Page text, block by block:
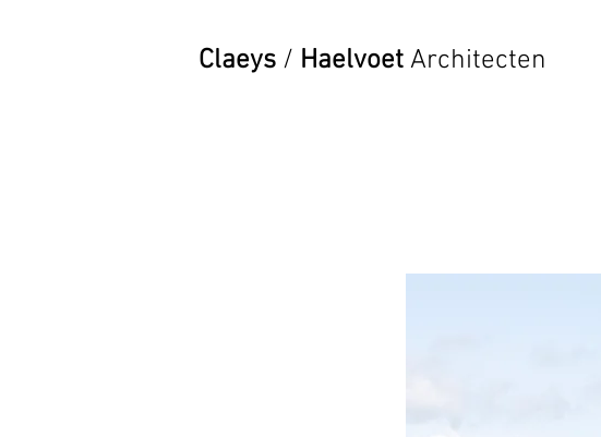
Claeys / Haelvoet Architecten